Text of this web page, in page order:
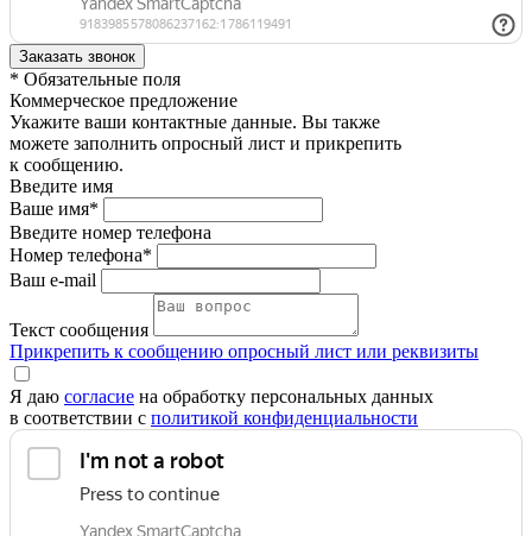
* Обязательные поля
Коммерческое предложение
Укажите ваши контактные данные. Вы также
можете заполнить опросный лист и прикрепить
к сообщению.
Введите имя
Ваше имя*
Введите номер телефона
Номер телефона*
Ваш e-mail
Текст сообщения
Прикрепить к сообщению опросный лист или реквизиты
Я даю согласие на обработку персональных данных
в соответствии с политикой конфиденциальности